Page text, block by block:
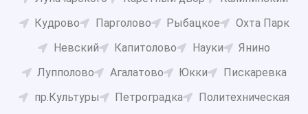
Кудрово
Парголово Рыбацкое
Охта Парк
Невский
Капитолово Науки
Янино
Лупполово
Агалатово Юкки
Пискаревка
пр.Культуры
Петроградка
Политехническая